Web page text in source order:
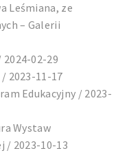
Leśmiana, ze
– Galerii
02-29
2023-11-17
Edukacyjny / 2023-
Wystaw
/ 2023-10-13